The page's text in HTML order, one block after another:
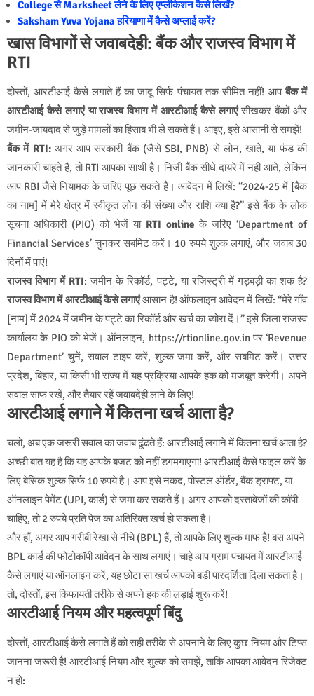
College से Marksheet लेने के लिए एप्लीकेशन कैसे लिखें?
Saksham Yuva Yojana हरियाणा में कैसे अप्लाई करें?
खास विभागों से जवाबदेही: बैंक और राजस्व विभाग में
RTI
दोस्तों, आरटीआई कैसे लगाते हैं का जादू सिर्फ पंचायत तक सीमित नहीं! आपबैंक में
आरटीआई कैसे लगाएं या राजस्व विभाग में आरटीआई कैसे लगाएंसीखकर बैंकों और
जमीन-जायदाद से जुड़े मामलों का हिसाब भी ले सकते हैं। आइए, इसे आसानी से समझें!
बैंक में RTI:अगर आप सरकारी बैंक (जैसे SBI, PNB) से लोन, खाते, या फंड की
जानकारी चाहते हैं, तो RTI आपका साथी है। निजी बैंक सीधे दायरे में नहीं आते, लेकिन
आप RBI जैसे नियामक के जरिए पूछ सकते हैं। आवेदन में लिखें: “2024-25 में [बैंक
का नाम] में मेरे क्षेत्र में स्वीकृत लोन की संख्या और राशि क्या है?” इसे बैंक के लोक
सूचना अधिकारी (PIO) को भेजें याRTI onlineके जरिए ‘Department of
Financial Services’ चुनकर सबमिट करें। 10 रुपये शुल्क लगाएं, और जवाब 30
दिनों में पाएं!
राजस्व विभाग में RTI: जमीन के रिकॉर्ड, पट्टे, या रजिस्ट्री में गड़बड़ी का शक है?
राजस्व विभाग में आरटीआई कैसे लगाएंआसान है! ऑफलाइन आवेदन में लिखें: “मेरे गाँव
[नाम] में 2024 में जमीन के पट्टे का रिकॉर्ड और खर्च का ब्योरा दें।” इसे जिला राजस्व
कार्यालय के PIO को भेजें। ऑनलाइन, https://rtionline.gov.in पर ‘Revenue
Department’ चुनें, सवाल टाइप करें, शुल्क जमा करें, और सबमिट करें। उत्तर
प्रदेश, बिहार, या किसी भी राज्य में यह प्रक्रिया आपके हक को मजबूत करेगी। अपने
सवाल साफ रखें, और तैयार रहें जवाबदेही लाने के लिए!
आरटीआई लगाने में कितना खर्च आता है?
चलो, अब एक जरूरी सवाल का जवाब ढूंढते हैं: आरटीआई लगाने में कितना खर्च आता है?
अच्छी बात यह है कि यह आपके बजट को नहीं डगमगाएगा! आरटीआई कैसे फाइल करें के
लिए बेसिक शुल्क सिर्फ 10 रुपये है। आप इसे नकद, पोस्टल ऑर्डर, बैंक ड्राफ्ट, या
ऑनलाइन पेमेंट (UPI, कार्ड) से जमा कर सकते हैं। अगर आपको दस्तावेजों की कॉपी
चाहिए, तो 2 रुपये प्रति पेज का अतिरिक्त खर्च हो सकता है।
और हाँ, अगर आप गरीबी रेखा से नीचे (BPL) हैं, तो आपके लिए शुल्क माफ है! बस अपने
BPL कार्ड की फोटोकॉपी आवेदन के साथ लगाएं। चाहे आप ग्राम पंचायत में आरटीआई
कैसे लगाएं या ऑनलाइन करें, यह छोटा सा खर्च आपको बड़ी पारदर्शिता दिला सकता है।
तो, दोस्तों, इस किफायती तरीके से अपने हक की लड़ाई शुरू करें!
आरटीआई नियम और महत्वपूर्ण बिंदु
दोस्तों, आरटीआई कैसे लगाते हैं को सही तरीके से अपनाने के लिए कुछ नियम और टिप्स
जानना जरूरी है! आरटीआई नियम और शुल्क को समझें, ताकि आपका आवेदन रिजेक्ट
न हो: